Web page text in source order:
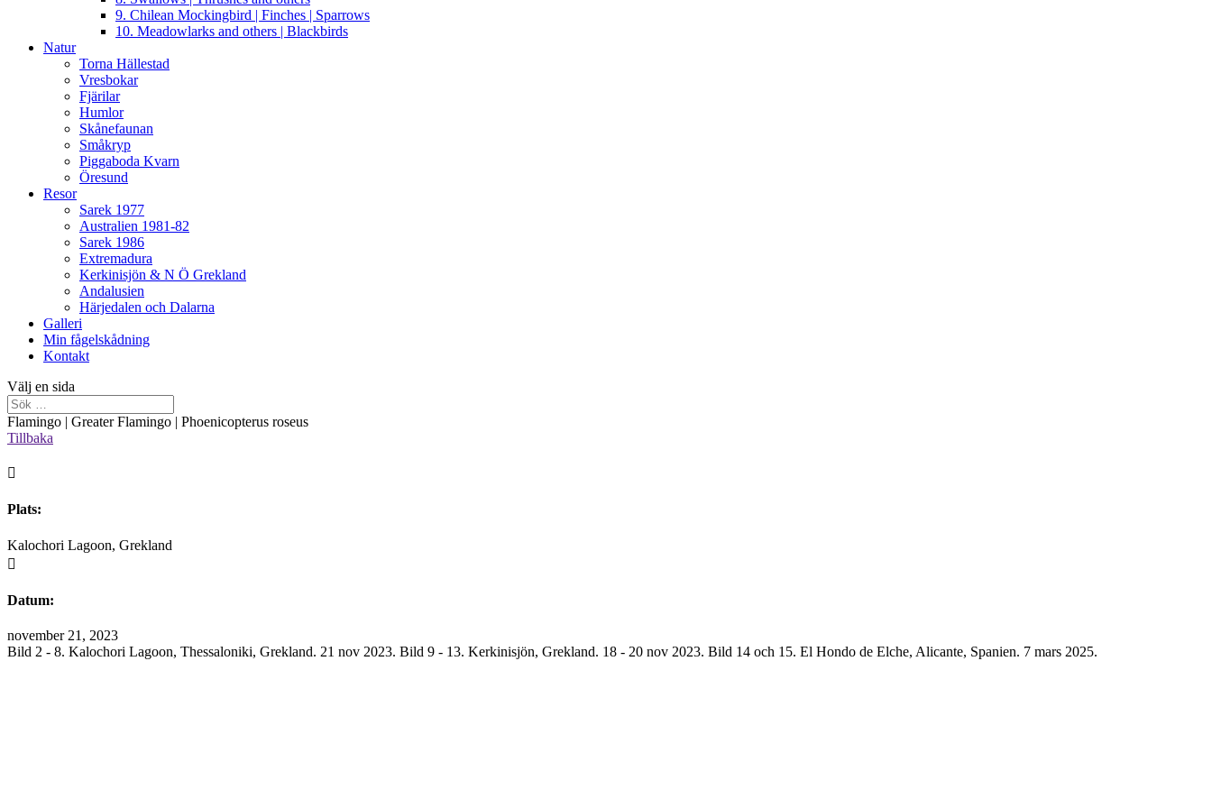
9. Chilean Mockingbird | Finches | Sparrows
10. Meadowlarks and others | Blackbirds
Natur
Torna Hällestad
Vresbokar
Fjärilar
Humlor
Skånefaunan
Småkryp
Piggaboda Kvarn
Öresund
Resor
Sarek 1977
Australien 1981-82
Sarek 1986
Extremadura
Kerkinisjön & N Ö Grekland
Andalusien
Härjedalen och Dalarna
Galleri
Min fågelskådning
Kontakt
Välj en sida
Flamingo | Greater Flamingo | Phoenicopterus roseus
Tillbaka

Plats:
Kalochori Lagoon, Grekland

Datum:
november 21, 2023
Bild 2 - 8. Kalochori Lagoon, Thessaloniki, Grekland. 21 nov 2023. Bild 9 - 13. Kerkinisjön, Grekland. 18 - 20 nov 2023. Bild 14 och 15. El Hondo de Elche, Alicante, Spanien. 7 mars 2025.